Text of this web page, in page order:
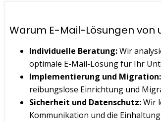
Warum E-Mail-Lösungen von
Individuelle Beratung:Wir
optimale E-Mail-Lösung für Ihr
Implementierung und Migration:
reibungslose Einrichtung und
Sicherheit und Datenschutz:Wir
Kommunikation und die